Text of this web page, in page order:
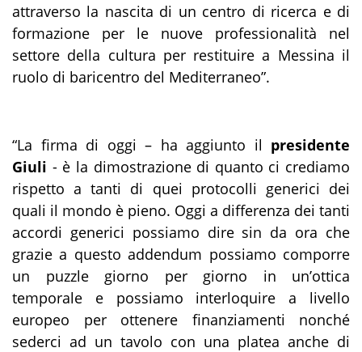
attraverso la nascita di un centro di ricerca e di
formazione per le nuove professionalità nel
settore della cultura per restituire a Messina il
ruolo di baricentro del Mediterraneo”.
“La firma di oggi – ha aggiunto il presidente
Giuli - è la dimostrazione di quanto ci crediamo
rispetto a tanti di quei protocolli generici dei
quali il mondo è pieno. Oggi a differenza dei tanti
accordi generici possiamo dire sin da ora che
grazie a questo addendum possiamo comporre
un puzzle giorno per giorno in un’ottica
temporale e possiamo interloquire a livello
europeo per ottenere finanziamenti nonché
sederci ad un tavolo con una platea anche di